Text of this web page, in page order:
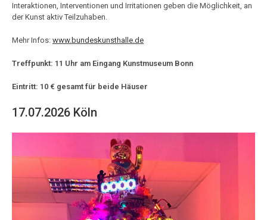
Interaktionen, Interventionen und Irritationen geben die Möglichkeit, an
der Kunst aktiv Teilzuhaben.
Mehr Infos: www.bundeskunsthalle.de
Treffpunkt: 11 Uhr am Eingang Kunstmuseum Bonn
Eintritt: 10 € gesamt für beide Häuser
17.07.2026 Köln